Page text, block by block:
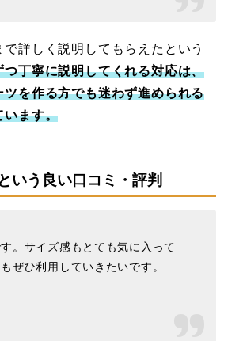
詳しく説明してもらえたという
つ丁寧に説明してくれる対応は、
を作る方でも迷わず進められる
います。
いう良い口コミ・評判
。サイズ感もとても気に入って
ぜひ利用していきたいです。